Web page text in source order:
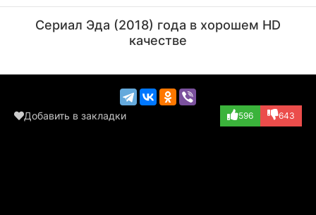
(Antonio)
Сериал Эда (2018) года в хорошем HD
качестве
Добавить в закладки 596 643